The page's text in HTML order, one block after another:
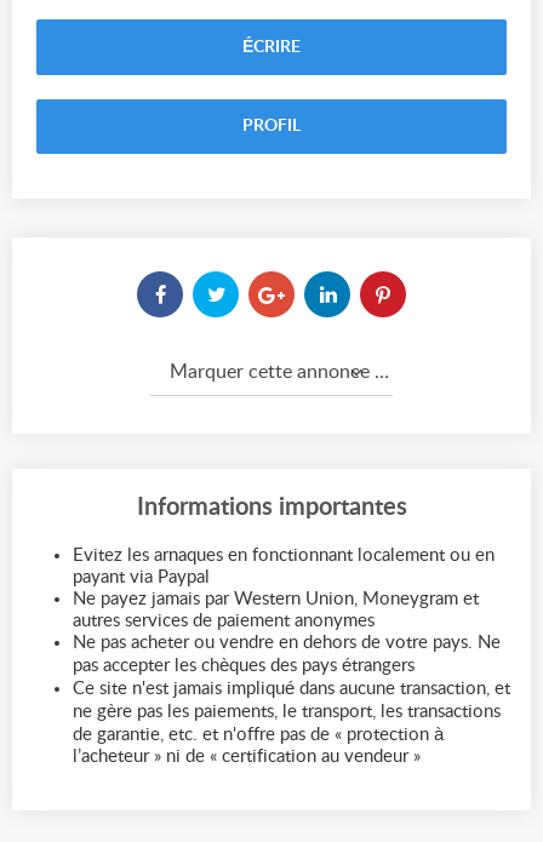
ÉCRIRE
PROFIL
Marquer cette annonce comme...
Informations importantes
Evitez les arnaques en fonctionnant localement ou en
payant via Paypal
Ne payez jamais par Western Union, Moneygram et
autres services de paiement anonymes
Ne pas acheter ou vendre en dehors de votre pays. Ne
pas accepter les chèques des pays étrangers
Ce site n'est jamais impliqué dans aucune transaction, et
ne gère pas les paiements, le transport, les transactions
de garantie, etc. et n'offre pas de « protection à
l’acheteur » ni de « certification au vendeur »